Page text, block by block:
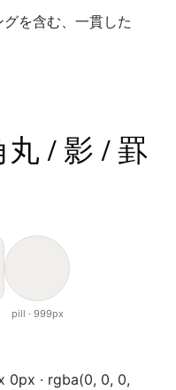
を含む、一貫した
/ 影 / 罫
pill · 999px
0px · rgba(0, 0, 0,